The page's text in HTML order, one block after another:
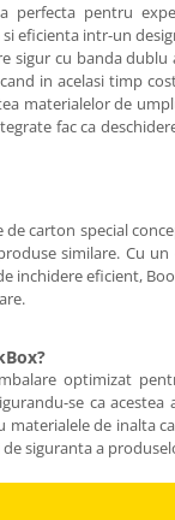
perfecta pentru
eficienta intr-un
sigur cu banda
in acelasi timp
materialelor de
fac ca
de carton special
similare. Cu
inchidere eficient,
optimizat
se ca
materialele de inalta
siguranta a